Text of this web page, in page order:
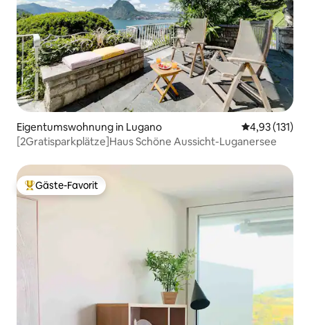
Eigentumswohnung in Lugano
4,93 (131)
[2Gratisparkplätze]Haus Schöne Aussicht-Luganersee
Beliebter Gäste-Favorit.
Gäste-Favorit